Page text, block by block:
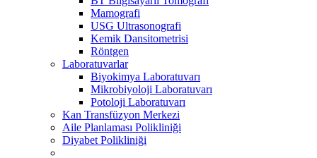
Mamografi
USG Ultrasonografi
Kemik Dansitometrisi
Röntgen
Laboratuvarlar
Biyokimya Laboratuvarı
Mikrobiyoloji Laboratuvarı
Potoloji Laboratuvarı
Kan Transfüzyon Merkezi
Aile Planlaması Polikliniği
Diyabet Polikliniği